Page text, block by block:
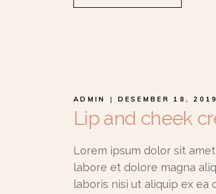
ADMIN DESEMBER 18, 2019
Lip and cheek
Lorem ipsum dolor sit
labore et dolore magna
laboris nisi ut aliquip ex